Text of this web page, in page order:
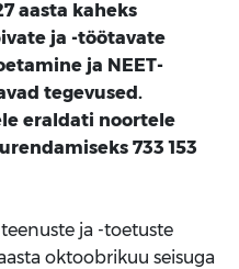
aasta kaheks
ja -töötavate
ja NEET-
tegevused.
eraldati noortele
733 153
ja -toetuste
oktoobrikuu seisuga